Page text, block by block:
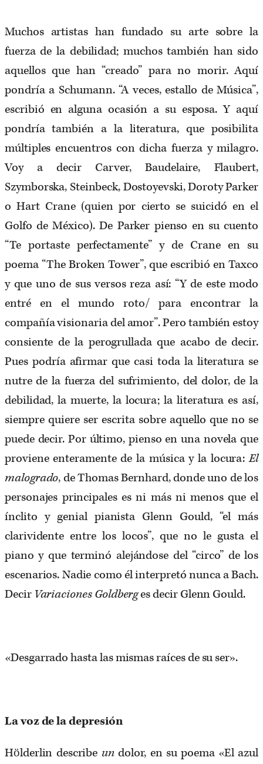
Muchos artistas han fundado su arte sobre la
fuerza de la debilidad; muchos también han sido
aquellos que han “creado” para no morir. Aquí
pondría a Schumann. “A veces, estallo de Música”,
escribió en alguna ocasión a su esposa. Y aquí
pondría también a la literatura, que posibilita
múltiples encuentros con dicha fuerza y milagro.
Voy a decir Carver, Baudelaire, Flaubert,
Szymborska, Steinbeck, Dostoyevski, Doroty Parker
o Hart Crane (quien por cierto se suicidó en el
Golfo de México). De Parker pienso en su cuento
“Te portaste perfectamente” y de Crane en su
poema “The Broken Tower”, que escribió en Taxco
y que uno de sus versos reza así: “Y de este modo
entré en el mundo roto/ para encontrar la
compañía visionaria del amor”. Pero también estoy
consiente de la perogrullada que acabo de decir.
Pues podría afirmar que casi toda la literatura se
nutre de la fuerza del sufrimiento, del dolor, de la
debilidad, la muerte, la locura; la literatura es así,
siempre quiere ser escrita sobre aquello que no se
puede decir. Por último, pienso en una novela que
proviene enteramente de la música y la locura:El
malogrado, de Thomas Bernhard, donde uno de los
personajes principales es ni más ni menos que el
ínclito y genial pianista Glenn Gould, “el más
clarividente entre los locos”, que no le gusta el
piano y que terminó alejándose del “circo” de los
escenarios. Nadie como él interpretó nunca a Bach.
Decir Variaciones Goldberges decir Glenn Gould.
«Desgarrado hasta las mismas raíces de su ser».
La voz de la depresión
Hölderlin describe undolor, en su poema «El azul